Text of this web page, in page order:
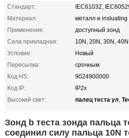
Стандарт:
IEC61032,
Материал:
металл и
Применение:
доступный зонд
Сила прикладная:
10N, 20N, 30N,
Условие:
Новый
Пересылка:
срочным
Код HS:
9024900000
Код IP:
IP2x
Высокий свет:
палец теста ул,
Зонд b теста зонда пальца
соединил силу пальца 10N